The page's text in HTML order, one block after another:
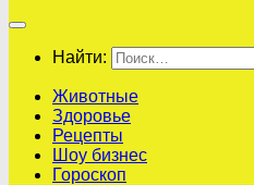
Найти:
Животные
Здоровье
Рецепты
Шоу бизнес
Гороскоп